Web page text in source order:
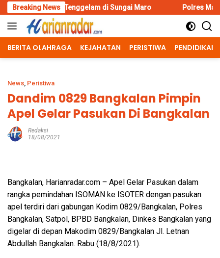
Skip
to
content
Breaking News
di Sungai Maro Polres Malang Amankan
BERITA OLAHRAGA KEJAHATAN PERISTIWA PENDIDIKAN
News, Peristiwa
Dandim 0829 Bangkalan Pimpin
Apel Gelar Pasukan Di Bangkalan
Redaksi
18/08/2021
Bangkalan, Harianradar.com – Apel Gelar Pasukan dalam
rangka pemindahan ISOMAN ke ISOTER dengan pasukan
apel terdiri dari gabungan Kodim 0829/Bangkalan, Polres
Bangkalan, Satpol, BPBD Bangkalan, Dinkes Bangkalan yang
digelar di depan Makodim 0829/Bangkalan Jl. Letnan
Abdullah Bangkalan. Rabu (18/8/2021).